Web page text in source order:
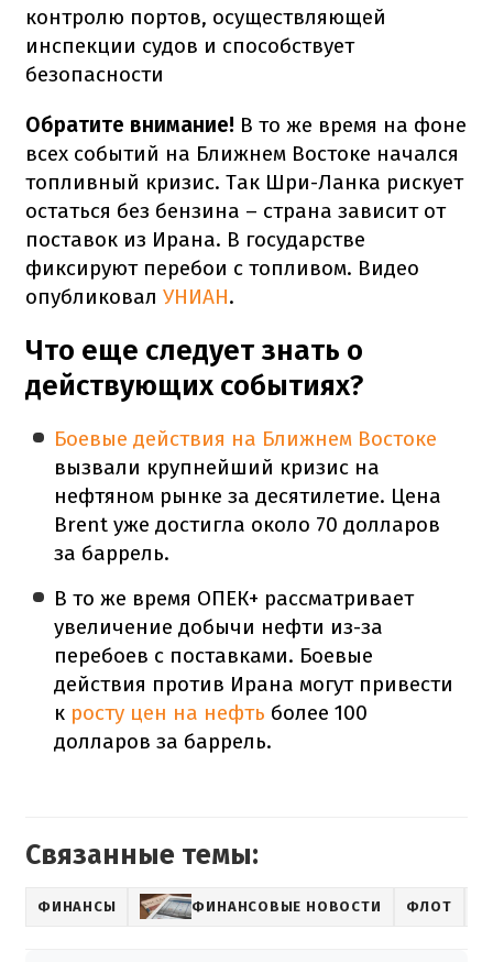
контролю портов, осуществляющей
инспекции судов и способствует
безопасности
Обратите внимание! В то же время на фоне
всех событий на Ближнем Востоке начался
топливный кризис. Так Шри-Ланка рискует
остаться без бензина – страна зависит от
поставок из Ирана. В государстве
фиксируют перебои с топливом. Видео
опубликовал УНИАН.
Что еще следует знать о
действующих событиях?
Боевые действия на Ближнем Востоке
вызвали крупнейший кризис на
нефтяном рынке за десятилетие. Цена
Brent уже достигла около 70 долларов
за баррель.
В то же время ОПЕК+ рассматривает
увеличение добычи нефти из-за
перебоев с поставками. Боевые
действия против Ирана могут привести
к росту цен на нефть более 100
долларов за баррель.
Связанные темы:
ФИНАНСЫ ФИНАНСОВЫЕ НОВОСТИ ФЛОТ